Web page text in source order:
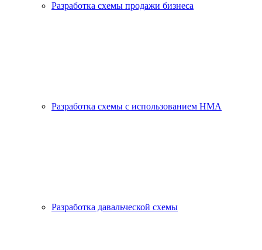
Разработка схемы продажи бизнеса
Разработка схемы с использованием HMA
Разработка давальческой схемы